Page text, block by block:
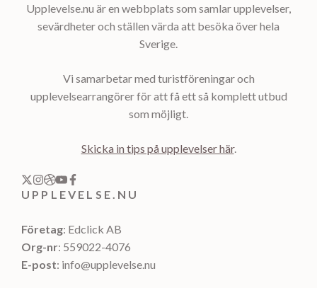
Upplevelse.nu är en webbplats som samlar upplevelser,
sevärdheter och ställen värda att besöka över hela
Sverige.
Vi samarbetar med turistföreningar och
upplevelsearrangörer för att få ett så komplett utbud
som möjligt.
Skicka in tips på upplevelser här.
UPPLEVELSE.NU
Företag: Edclick AB
Org-nr: 559022-4076
E-post: info@upplevelse.nu